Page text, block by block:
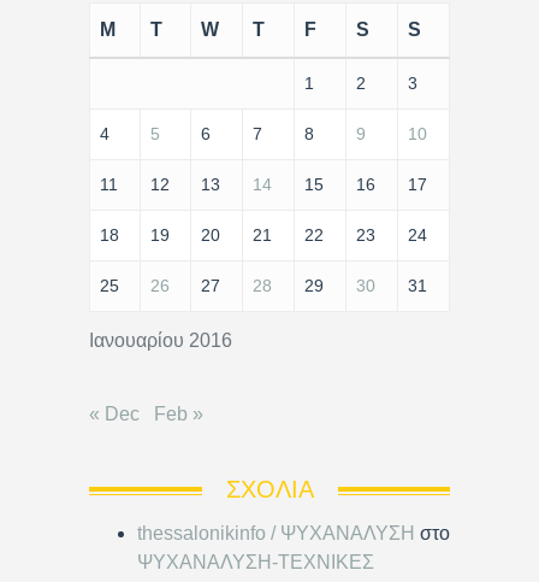
Ιανουαρίου 2016
M T W T F S S
1 2 3
4 5 6 7 8 9 10
11 12 13 14 15 16 17
18 19 20 21 22 23 24
25 26 27 28 29 30 31
« Dec Feb »
ΣΧΌΛΙΑ
thessalonikinfo / ΨΥΧΑΝΑΛΥΣΗ στο
ΨΥΧΑΝΑΛΥΣΗ-ΤΕΧΝΙΚΕΣ